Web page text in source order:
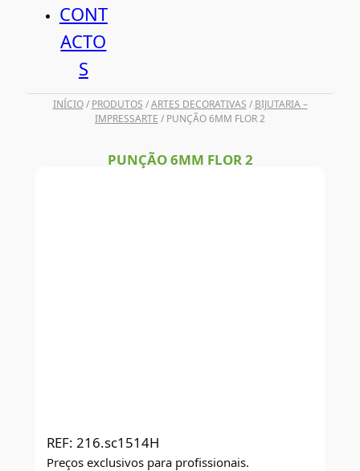
CONT
ACTO
S
INÍCIO/ PRODUTOS /ARTES DECORATIVAS / BIJUTARIA –
IMPRESSARTE / PUNÇÃO 6MM FLOR 2
PUNÇÃO 6MM FLOR 2
REF: 216.sc1514H
Preços exclusivos para profissionais.